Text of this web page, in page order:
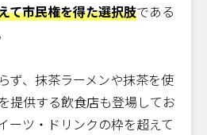
て市民権を得た選択肢である
ず、抹茶ラーメンや抹茶を使
提供する飲食店も登場してお
ーツ・ドリンクの枠を超えて